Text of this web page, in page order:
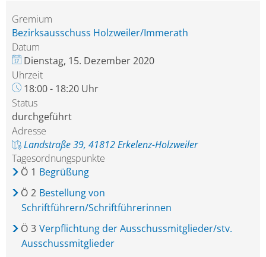
Gremium
Bezirksausschuss Holzweiler/Immerath
Datum
Dienstag, 15. Dezember 2020
Uhrzeit
18:00 - 18:20 Uhr
Status
durchgeführt
Adresse
Landstraße 39, 41812 Erkelenz-Holzweiler
Tagesordnungspunkte
Ö 1 Begrüßung
Ö 2 Bestellung von
Schriftführern/Schriftführerinnen
Ö 3 Verpflichtung der Ausschussmitglieder/stv.
Ausschussmitglieder